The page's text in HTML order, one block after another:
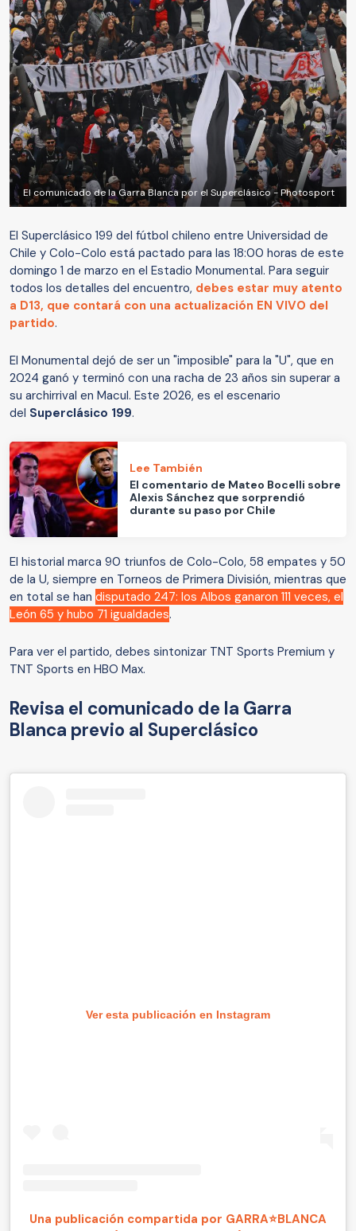
El comunicado de la Garra Blanca por el Superclásico - Photosport
El Superclásico 199 del fútbol chileno entre Universidad de
Chile y Colo-Colo está pactado para las 18:00 horas de este
domingo 1 de marzo en el Estadio Monumental. Para seguir
todos los detalles del encuentro, debes estar muy atento
a D13, que contará con una actualización EN VIVO del
partido.
El Monumental dejó de ser un "imposible" para la "U", que en
2024 ganó y terminó con una racha de 23 años sin superar a
su archirrival en Macul. Este 2026, es el escenario
del Superclásico 199.
Lee También
El comentario de Mateo Bocelli sobre
Alexis Sánchez que sorprendió
durante su paso por Chile
El historial marca 90 triunfos de Colo-Colo, 58 empates y 50
de la U, siempre en Torneos de Primera División, mientras que
en total se han disputado 247: los Albos ganaron 111 veces, el
León 65 y hubo 71 igualdades.
Para ver el partido, debes sintonizar TNT Sports Premium y
TNT Sports en HBO Max.
Revisa el comunicado de la Garra
Blanca previo al Superclásico
Ver esta publicación en Instagram
Una publicación compartida por GARRA⭐BLANCA